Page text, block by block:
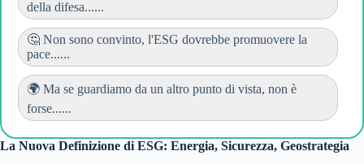
della difesa......
🤔 Non sono convinto, l'ESG dovrebbe promuovere la
pace......
🌍 Ma se guardiamo da un altro punto di vista, non è
forse......
La Nuova Definizione di ESG: Energia, Sicurezza, Geostrategia